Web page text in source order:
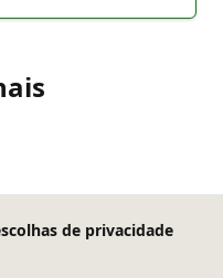
de privacidade